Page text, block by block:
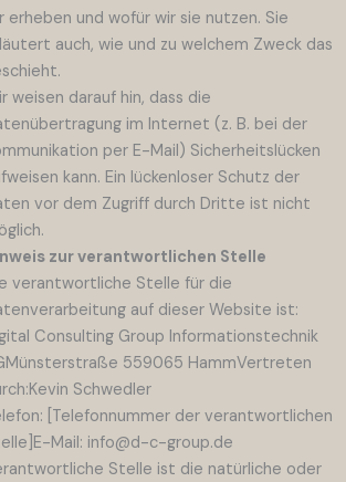
erheben und wofür wir sie nutzen. Sie
auch, wie und zu welchem Zweck das
weisen darauf hin, dass die
im Internet (z. B. bei der
per E-Mail) Sicherheitslücken
kann. Ein lückenloser Schutz der
vor dem Zugriff durch Dritte ist nicht
zur verantwortlichen Stelle
verantwortliche Stelle für die
auf dieser Website ist:
Consulting Group Informationstechnik
559065 HammVertreten
Schwedler
[Telefonnummer der verantwortlichen
Mail: info@d-c-group.de
Stelle ist die natürliche oder